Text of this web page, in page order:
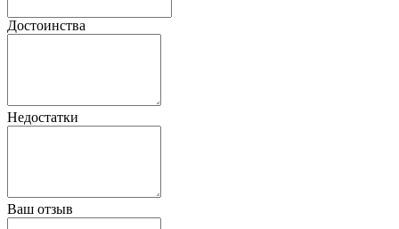
Достоинства
Недостатки
Ваш отзыв